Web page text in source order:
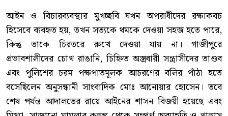
আইন ও বিচারব্যবস্থার মুখচ্ছবি যখন অপরাধীদের রক্ষাকবচ
হিসেবে ব্যবহৃত হয়, তখন সত্যকে থমকে দেওয়া সহজ হতে পারে,
কিন্তু তাকে চিরতরে রুখে দেওয়া যায় না। গাজীপুরে
প্রভাবশালীদের চোখ রাঙানি, চিহ্নিত অস্ত্রধারী সন্ত্রাসীদের তাণ্ডব
এবং পুলিশের চরম পক্ষপাতমূলক আচরণের বলির পাঁঠা হতে
বসেছিলেন অনুসন্ধানী সাংবাদিক মোঃ আনোয়ার হোসেন। তবে
শেষ পর্যন্ত আদালতের রায়ে আইনের শাসন বিজয়ী হয়েছে এবং